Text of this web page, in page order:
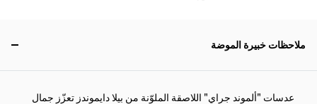
ملاحظات خبيرة الموضة
عدسات "ألموند جراي" اللاصقة الملوّنة من بيلا دايموندز تعزّز جمال